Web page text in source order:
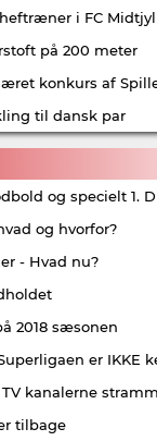
i FC
på 200 meter
konkurs af
til dansk par
og specielt 1.
og hvorfor?
- Hvad nu?
2018 sæsonen
er IKKE
kanalerne
tilbage